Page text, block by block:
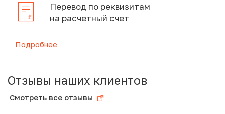
Перевод по реквизитам
на расчетный счет
Подробнее
Отзывы наших клиентов
Смотреть все отзывы